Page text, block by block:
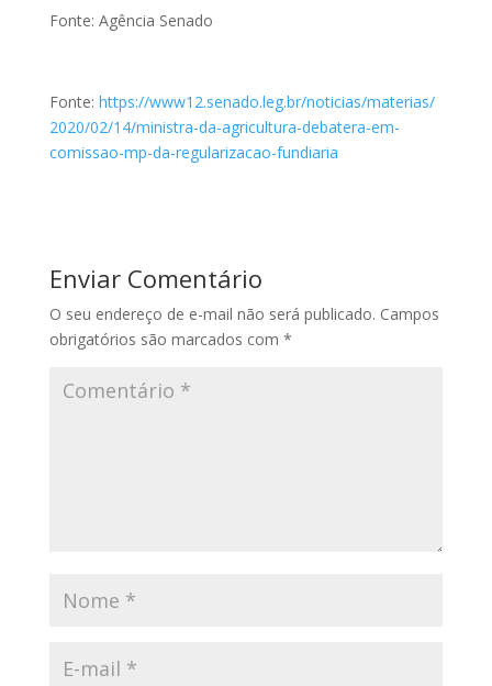
Fonte: Agência Senado
Fonte: https://www12.senado.leg.br/noticias/materias/
2020/02/14/ministra-da-agricultura-debatera-em-
comissao-mp-da-regularizacao-fundiaria
Enviar Comentário
O seu endereço de e-mail não será publicado. Campos
obrigatórios são marcados com *